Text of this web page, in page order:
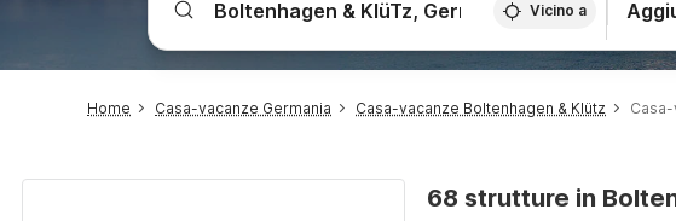
Vicino a
Home Casa-vacanze Germania Casa-vacanze Boltenhagen & Klütz
68 strutture in